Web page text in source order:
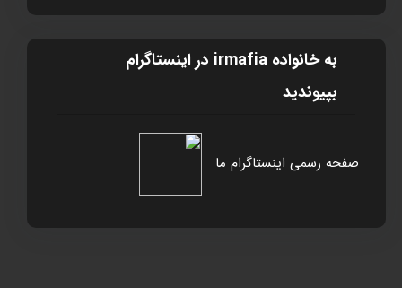
به خانواده irmafia در اينستاگرام
بپيونديد
صفحه رسمی اینستاگرام ما